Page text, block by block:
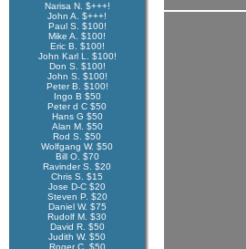
Narisa N. $+++!
John A. $+++!
Paul S. $100!
Mike A. $100!
Eric B. $100!
John Karl L. $100!
Don S. $100!
John S. $100!
Peter B. $100!
Ingo B $50
Peter d C $50
Hans G $50
Alan M. $50
Rod S. $50
Wolfgang W. $50
Bill O. $70
Ravinder S. $20
Chris S. $15
Jose D-C $20
Steven P. $20
Daniel W. $75
Rudolf M. $30
David R. $50
Judith W. $50
Roger C. $50